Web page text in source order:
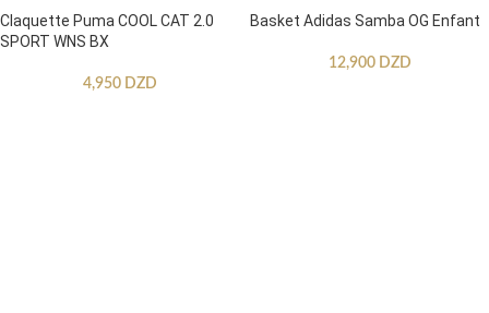
Claquette Puma COOL CAT 2.0
SPORT WNS BX
4,950 DZD
Basket Adidas Samba OG Enfant
12,900 DZD